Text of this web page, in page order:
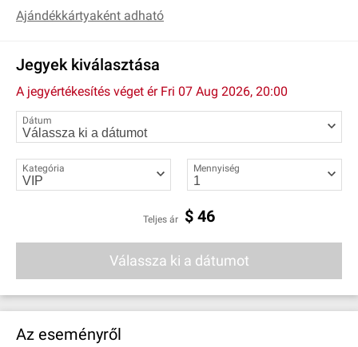
Ajándékkártyaként adható
Jegyek kiválasztása
A jegyértékesítés véget ér Fri 07 Aug 2026, 20:00
Dátum
Kategória Mennyiség
Teljes ár $ 46
Válassza ki a dátumot
Az eseményről